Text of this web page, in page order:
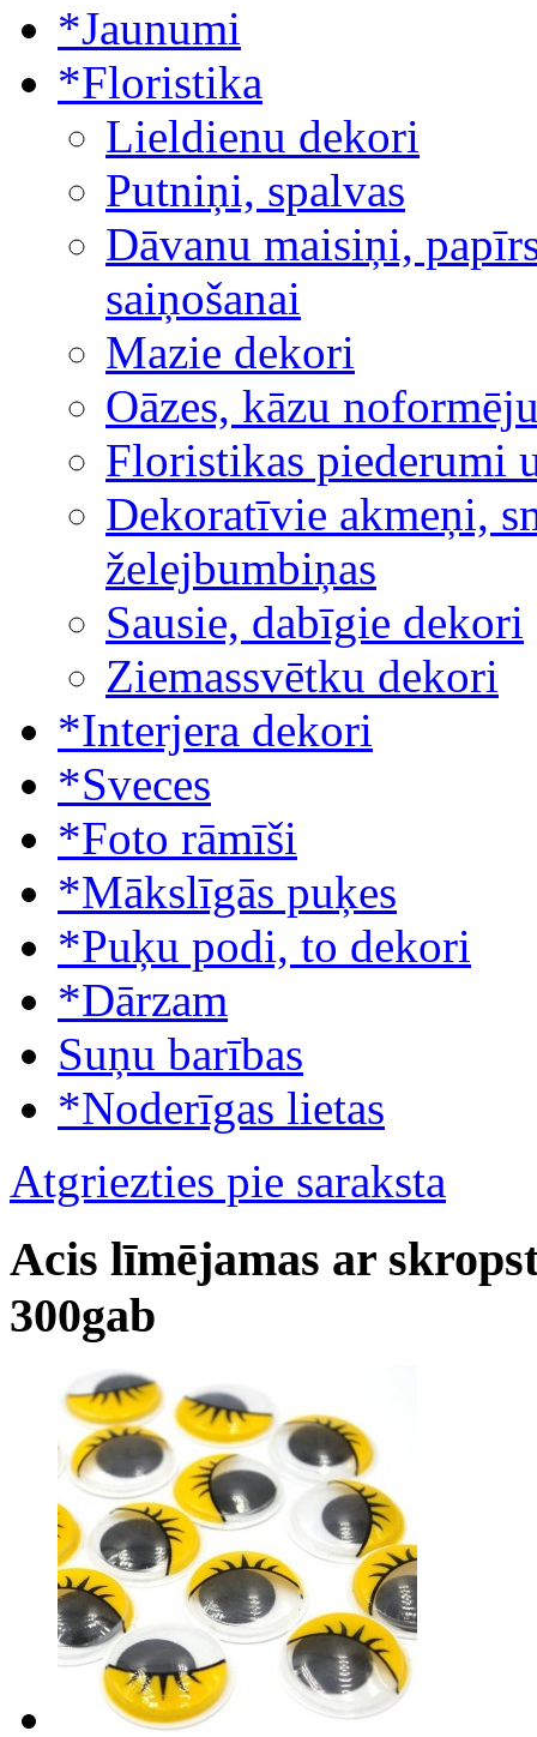
*Jaunumi
*Floristika
Lieldienu dekori
Putniņi, spalvas
Dāvanu maisiņi,
saiņošanai
Mazie dekori
Oāzes, kāzu
Floristikas piederumi
Dekoratīvie akmeņi,
želejbumbiņas
Sausie, dabīgie dekori
Ziemassvētku dekori
*Interjera dekori
*Sveces
*Foto rāmīši
*Mākslīgās puķes
*Puķu podi, to dekori
*Dārzam
Suņu barības
*Noderīgas lietas
Atgriezties pie saraksta
Acis līmējamas ar
300gab